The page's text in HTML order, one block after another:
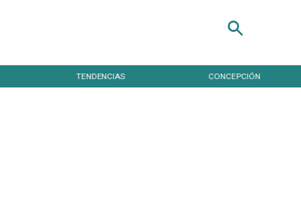
TENDENCIAS CONCEPCIÓN